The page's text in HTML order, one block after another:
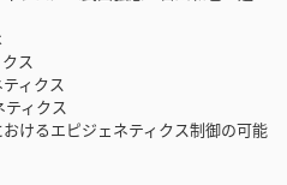
ス
ィクス
ィクス
るエピジェネティクス制御の可能